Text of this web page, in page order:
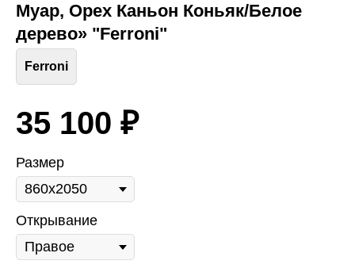
Муар, Орех Каньон Коньяк/Белое
дерево» "Ferroni"
Ferroni
35 100 ₽
Размер
Открывание